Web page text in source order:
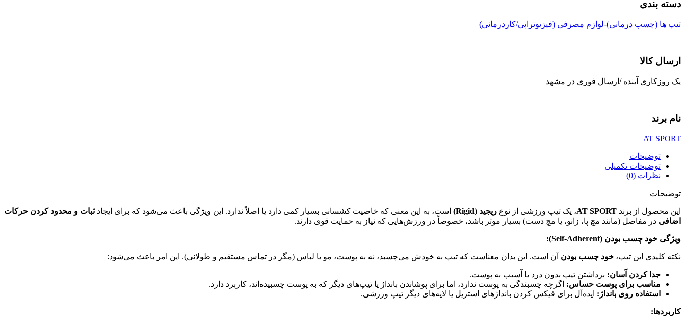
دسته بندی
تیپ ها (چسب درمانی)-لوازم مصرفی (فیزیوتراپی/کاردرمانی)
ارسال کالا
یک روزکاری آینده /ارسال فوری در مشهد
نام برند
AT SPORT
توضیحات
توضیحات تکمیلی
نظرات (0)
توضیحات
این محصول از برند AT SPORT، یک تیپ ورزشی از نوع ریجید (Rigid) است، به این معنی که خاصیت کشسانی بسیار کمی دارد یا اصلاً ندارد. این ویژگی باعث می‌شود که برای ایجادثبات و محدود کردن حرکات
اضافی در مفاصل (مانند مچ پا، زانو، یا مچ دست) بسیار موثر باشد، خصوصاً در ورزش‌هایی که نیاز به حمایت قوی دارند.
ویژگی خود چسب بودن (Self-Adherent):
نکته کلیدی این تیپ، خود چسب بودن آن است. این بدان معناست که تیپ به خودش می‌چسبد، نه به پوست، مو یا لباس (مگر در تماس مستقیم و طولانی). این امر باعث می‌شود:
جدا کردن آسان: برداشتن تیپ بدون درد یا آسیب به پوست.
مناسب برای پوست حساس: اگرچه چسبندگی به پوست ندارد، اما برای پوشاندن بانداژ یا تیپ‌های دیگر که به پوست چسبیده‌اند، کاربرد دارد.
استفاده روی بانداژ: ایده‌آل برای فیکس کردن بانداژهای استریل یا لایه‌های دیگر تیپ ورزشی.
کاربردها: